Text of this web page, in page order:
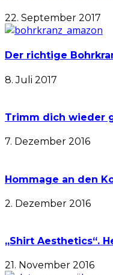
22. September 2017
Der richtige
8. Juli 2017
Trimm dich wieder
7. Dezember 2016
Hommage an den
2. Dezember 2016
„Shirt Aesthetics“.
21. November 2016